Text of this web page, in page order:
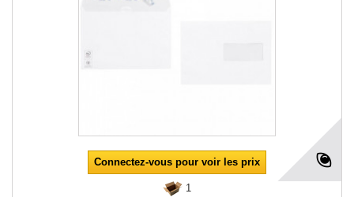
Connectez-vous pour voir les prix
1